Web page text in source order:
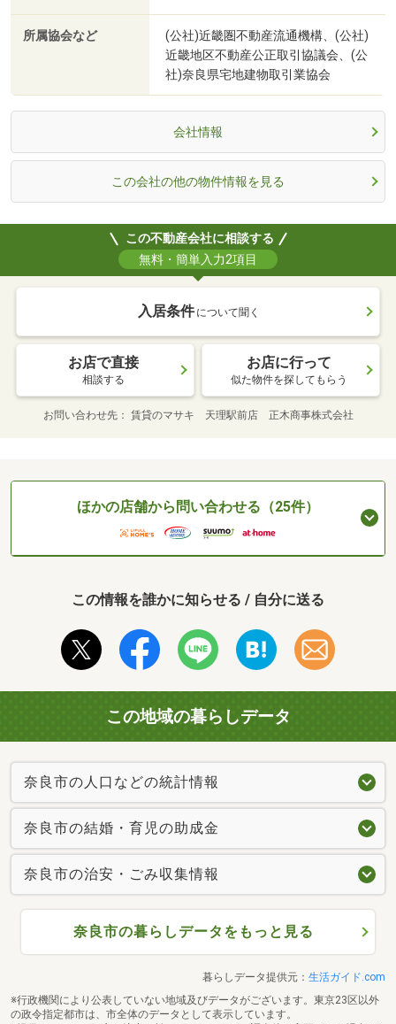
所属協会など
(公社)近畿圏不動産流通機構、(公社)
近畿地区不動産公正取引協議会、(公
社)奈良県宅地建物取引業協会
会社情報
この会社の他の物件情報を見る
この不動産会社に相談する
無料・簡単入力2項目
入居条件 について聞く
お店で直接
相談する
お店に行って
似た物件を探してもらう
お問い合わせ先 賃貸のマサキ 天理駅前店 正木商事株式会社
ほかの店舗から問い合わせる（25件）
この情報を誰かに知らせる / 自分に送る
この地域の暮らしデータ
奈良市の人口などの統計情報
奈良市の結婚・育児の助成金
奈良市の治安・ごみ収集情報
奈良市の暮らしデータをもっと見る
暮らしデータ提供元： 生活ガイド.com
※行政機関により公表していない地域及びデータがございます。東京23区以外
の政令指定都市は、市全体のデータとして表示しています。